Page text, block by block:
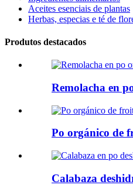
Aceites esenciais de plantas
Herbas, especias e té de
Produtos destacados
Remolacha en
Po orgánico de
Calabaza